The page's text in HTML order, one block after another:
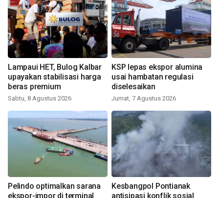
Lampaui HET, Bulog Kalbar
upayakan stabilisasi harga
beras premium
Sabtu, 8 Agustus 2026
KSP lepas ekspor alumina
usai hambatan regulasi
diselesaikan
Jumat, 7 Agustus 2026
Pelindo optimalkan sarana
ekspor-impor di terminal
Kesbangpol Pontianak
antisipasi konflik sosial